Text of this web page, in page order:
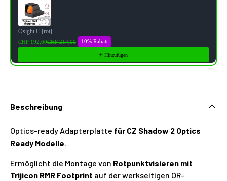
Osight C [rot]
CHF 192,60CHF 214,00 10% Rabatt
Hinzufügen
Beschreibung
Optics-ready Adapterplatte für CZ Shadow 2 Optics
Ready Modelle.
Ermöglicht die Montage von Rotpunktvisieren mit
Trijicon RMR Footprint auf der werkseitigen OR-